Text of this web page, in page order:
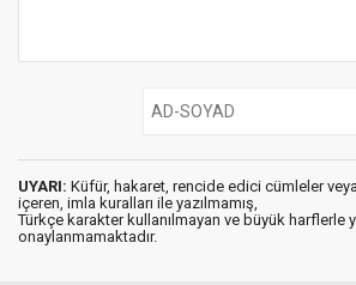
UYARI: Küfür, hakaret, rencide edici cümleler
içeren, imla kuralları ile yazılmamış,
Türkçe karakter kullanılmayan ve büyük harflerle
onaylanmamaktadır.